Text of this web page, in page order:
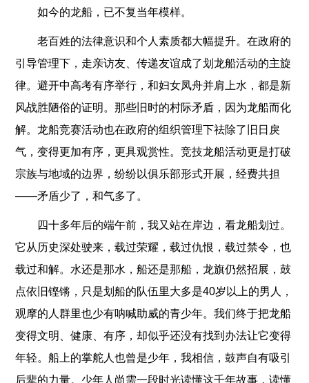
如今的龙船，已不复当年模样。
老百姓的法律意识和个人素质都大幅提升。在政府的
引导管理下，走亲访友、传递友谊成了划龙船活动的主旋
律。避开中高考有序举行，和妇女凤舟并肩上水，都是新
风战胜陋俗的证明。那些旧时的村际矛盾，因为龙船而化
解。龙船竞赛活动也在政府的组织管理下祛除了旧日戾
气，变得更加有序，更具观赏性。竞技龙船活动更是打破
宗族与地域的边界，纷纷以俱乐部形式开展，经费共担
——矛盾少了，和气多了。
四十多年后的端午前，我又站在岸边，看龙船划过。
它从历史深处驶来，载过荣耀，载过仇恨，载过禁令，也
载过和解。水还是那水，船还是那船，龙旗仍然招展，鼓
点依旧铿锵，只是划船的队伍里大多是40岁以上的男人，
观摩的人群里也少有呐喊助威的青少年。我们终于把龙船
变得文明、健康、有序，却似乎还没有找到办法让它变得
年轻。船上的掌舵人也曾是少年，我相信，鼓声自有吸引
后辈的力量。少年人尚需一段时光读懂这千年故事，读懂